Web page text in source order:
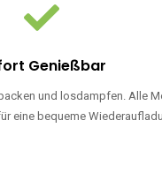
Genießbar
und losdampfen. Alle
eine bequeme